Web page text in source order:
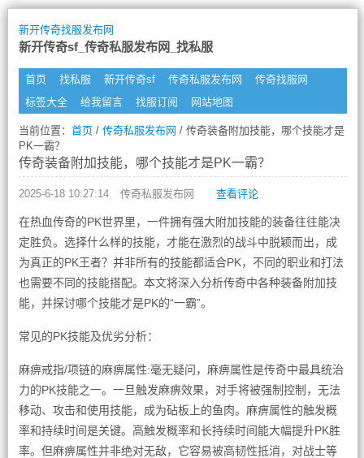
新开传奇找服发布网
新开传奇sf_传奇私服发布网_找私服
首页 找私服 新开传奇sf 传奇私服发布网
传奇找服网
标签大全
给我留言 找服订阅 网站地图
当前位置： 首页/ 传奇私服发布网 / 传奇装备附加技能，哪个技能才是
PK一霸？
传奇装备附加技能，哪个技能才是PK一霸？
2025-6-18 10:27:14 传奇私服发布网 查看评论
在热血传奇的PK世界里，一件拥有强大附加技能的装备往往能决
定胜负。选择什么样的技能，才能在激烈的战斗中脱颖而出，成
为真正的PK王者？并非所有的技能都适合PK，不同的职业和打法
也需要不同的技能搭配。本文将深入分析传奇中各种装备附加技
能，并探讨哪个技能才是PK的“一霸”。
常见的PK技能及优劣分析：
麻痹戒指/项链的麻痹属性:毫无疑问，麻痹属性是传奇中最具统治
力的PK技能之一。一旦触发麻痹效果，对手将被强制控制，无法
移动、攻击和使用技能，成为砧板上的鱼肉。麻痹属性的触发概
率和持续时间是关键。高触发概率和长持续时间能大幅提升PK胜
率。但麻痹属性并非绝对无敌，它容易被高韧性抵消，对战士等